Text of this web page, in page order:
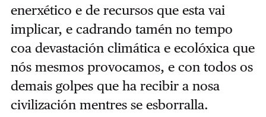
enerxético e de recursos que esta vai
implicar, e cadrando tamén no tempo
coa devastación climática e ecolóxica que
nós mesmos provocamos, e con todos os
demais golpes que ha recibir a nosa
civilización mentres se esborralla.